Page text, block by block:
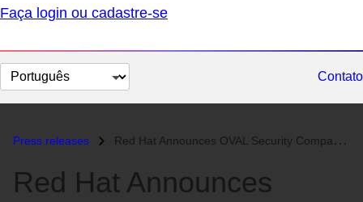
Faça login ou cadastre-se
Selecionar
idioma
Contato
Press releases Red Hat Announces OVAL Security Compatibility...
Red Hat Announces